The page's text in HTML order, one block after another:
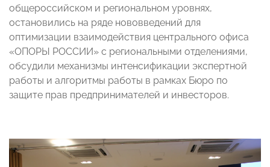
общероссийском и региональном уровнях,
остановились на ряде нововведений для
оптимизации взаимодействия центрального офиса
«ОПОРЫ РОССИИ» с региональными отделениями,
обсудили механизмы интенсификации экспертной
работы и алгоритмы работы в рамках Бюро по
защите прав предпринимателей и инвесторов.